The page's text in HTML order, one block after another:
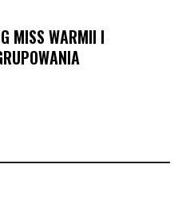
MISS WARMII I